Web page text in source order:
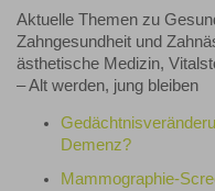
Aktuelle Themen zu
Zahngesundheit und
ästhetische Medizin,
– Alt werden, jung bleiben
Demenz?
Mammographie-